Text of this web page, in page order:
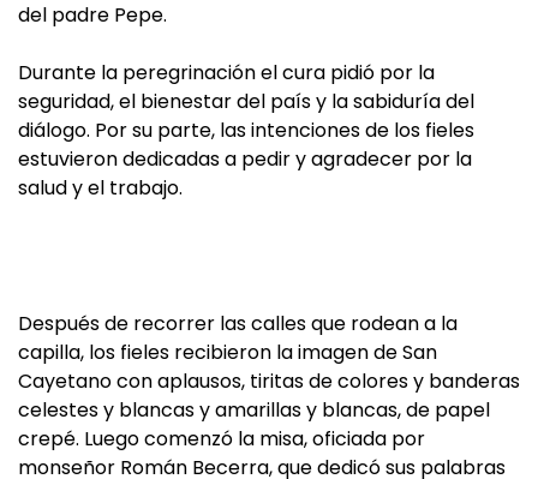
del padre Pepe.
Durante la peregrinación el cura pidió por la
seguridad, el bienestar del país y la sabiduría del
diálogo. Por su parte, las intenciones de los fieles
estuvieron dedicadas a pedir y agradecer por la
salud y el trabajo.
Después de recorrer las calles que rodean a la
capilla, los fieles recibieron la imagen de San
Cayetano con aplausos, tiritas de colores y banderas
celestes y blancas y amarillas y blancas, de papel
crepé. Luego comenzó la misa, oficiada por
monseñor Román Becerra, que dedicó sus palabras